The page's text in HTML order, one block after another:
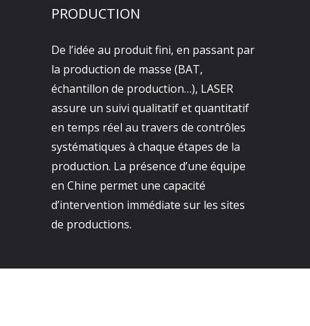
PRODUCTION
De l’idée au produit fini, en passant par
la production de masse (BAT,
échantillon de production…), LASER
assure un suivi qualitatif et quantitatif
en temps réel au travers de contrôles
systématiques à chaque étapes de la
production. La présence d’une équipe
en Chine permet une capacité
d’intervention immédiate sur les sites
de productions.